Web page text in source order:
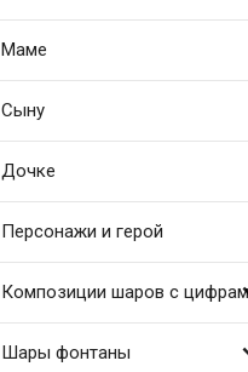
Маме
Сыну
Дочке
Персонажи и герой
Композиции шаров с
Шары фонтаны